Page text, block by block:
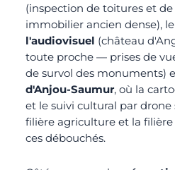
(inspection de toitures et
immobilier ancien dense), le
l'audiovisuel (château
toute proche — prises de
de survol des monuments)
d'Anjou-Saumur, où la
et le suivi cultural par drone
filière agriculture et la filière
ces débouchés.